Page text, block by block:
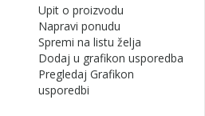
Upit o proizvodu
Napravi ponudu
Spremi na listu želja
Dodaj u grafikon usporedba
Pregledaj Grafikon
usporedbi